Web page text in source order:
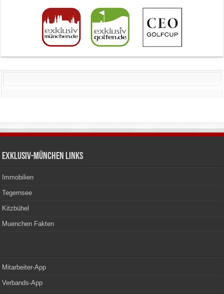
Exklusiv-München Links
Immobilien
Tegernsee
Kitzbühel
Muenchen Fakten
Mitarbeiter-App
Verbands-App